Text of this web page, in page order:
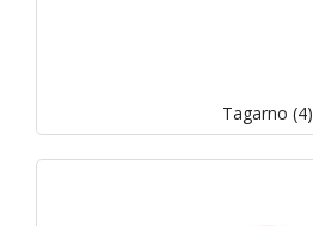
Tagarno (4)